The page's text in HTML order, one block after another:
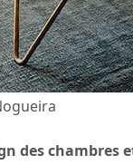
des chambres